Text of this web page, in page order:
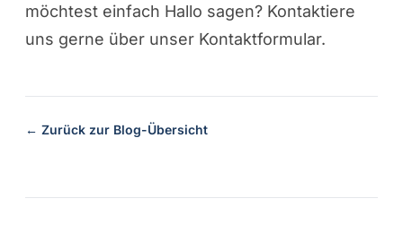
möchtest einfach Hallo sagen? Kontaktiere
uns gerne über unser Kontaktformular.
← Zurück zur Blog-Übersicht